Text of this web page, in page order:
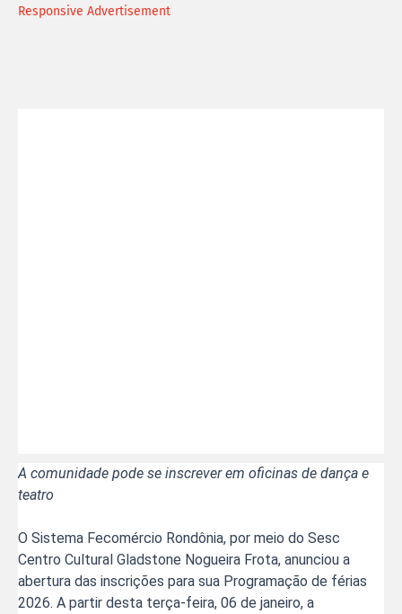
Responsive Advertisement
A comunidade pode se inscrever em oficinas de dança e
teatro
O Sistema Fecomércio Rondônia, por meio do Sesc
Centro Cultural Gladstone Nogueira Frota, anunciou a
abertura das inscrições para sua Programação de férias
2026. A partir desta terça-feira, 06 de janeiro, a